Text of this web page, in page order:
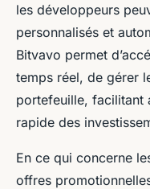
les développeurs
personnalisés et
Bitvavo permet
temps réel, de gérer
portefeuille, facilitant
rapide des
En ce qui concerne
offres